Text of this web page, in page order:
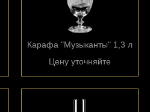
Карафа "Музыканты" 1,3 л
Цену уточняйте